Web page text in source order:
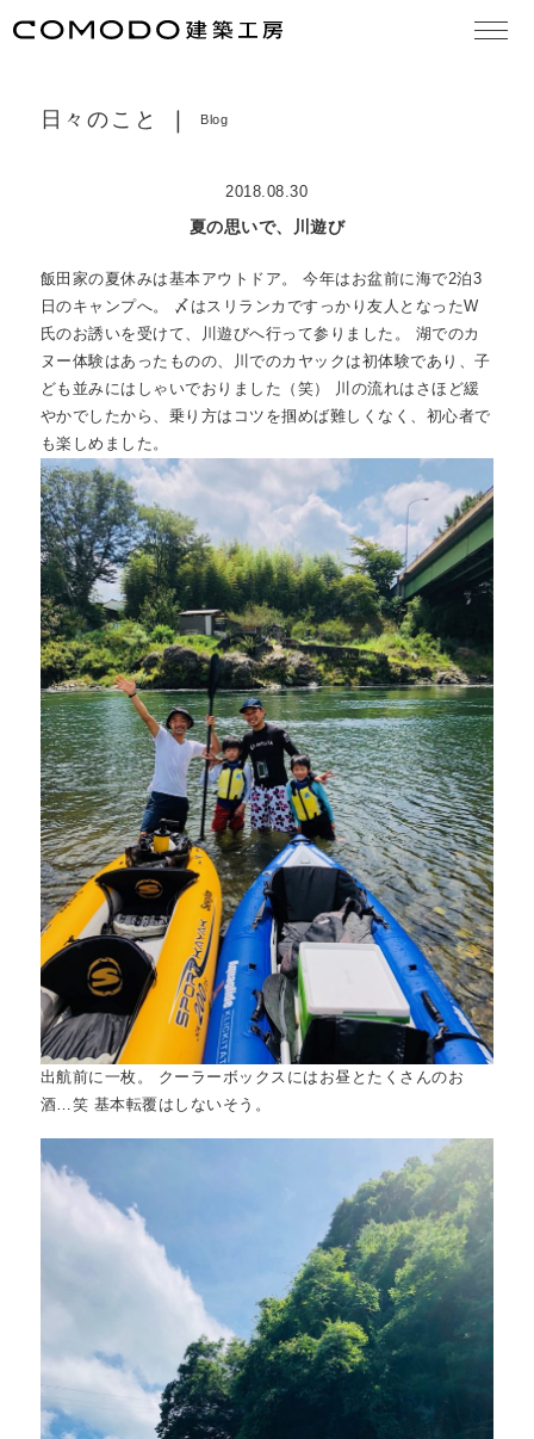
お知らせ
日々のこと
住まいづくりの流れ
よくある質問 FAQ
私たちについて about
日々のこと Blog
2018.08.30
夏の思いで、川遊び
飯田家の夏休みは基本アウトドア。 今年はお盆前に海で2泊3
日のキャンプへ。 〆はスリランカですっかり友人となったW
氏のお誘いを受けて、川遊びへ行って参りました。 湖でのカ
ヌー体験はあったものの、川でのカヤックは初体験であり、子
ども並みにはしゃいでおりました（笑） 川の流れはさほど緩
やかでしたから、乗り方はコツを掴めば難しくなく、初心者で
も楽しめました。
出航前に一枚。 クーラーボックスにはお昼とたくさんのお
酒…笑 基本転覆はしないそう。